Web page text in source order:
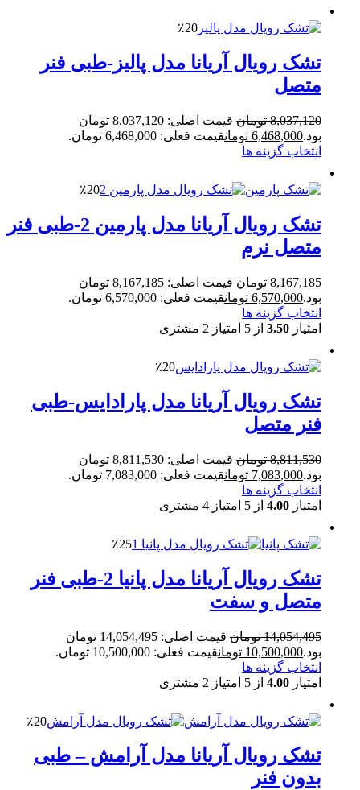
٪20
تشک رویال آریانا مدل پالیز-طبی فنر
متصل
8,037,120 تومان
قیمت اصلی: 8,037,120 تومان
بود.6,468,000 تومانقیمت فعلی: 6,468,000 تومان.
انتخاب گزینه ها
٪20
تشک رویال آریانا مدل پارمین 2-طبی فنر
متصل نرم
8,167,185 تومان
قیمت اصلی: 8,167,185 تومان
بود.6,570,000 تومانقیمت فعلی: 6,570,000 تومان.
انتخاب گزینه ها
امتیاز 3.50 از 5 امتیاز 2 مشتری
٪20
تشک رویال آریانا مدل پارادایس-طبی
فنر متصل
8,811,530 تومان
قیمت اصلی: 8,811,530 تومان
بود.7,083,000 تومانقیمت فعلی: 7,083,000 تومان.
انتخاب گزینه ها
امتیاز 4.00 از 5 امتیاز 4 مشتری
٪25
تشک رویال آریانا مدل پانیا 2-طبی فنر
متصل و سفت
14,054,495 تومان
قیمت اصلی: 14,054,495 تومان
بود.10,500,000 تومانقیمت فعلی: 10,500,000 تومان.
انتخاب گزینه ها
امتیاز 4.00 از 5 امتیاز 2 مشتری
٪20
تشک رویال آریانا مدل آرامش – طبی
بدون فنر